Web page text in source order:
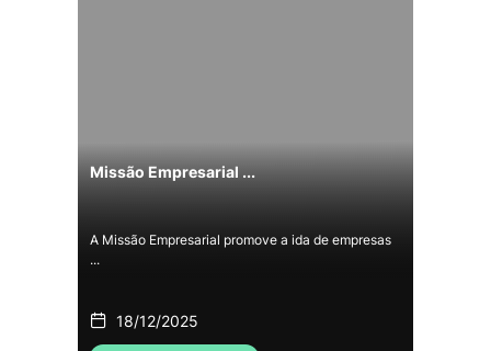
Missão Empresarial ...
A Missão Empresarial promove a ida de empresas
...
18/12/2025